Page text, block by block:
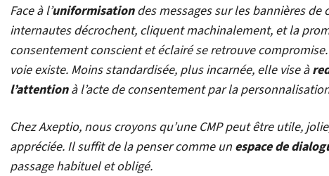
Face à l’uniformisationdes messages sur les bannières de
internautes décrochent, cliquent machinalement, et la
consentement conscient et éclairé se retrouve
voie existe. Moins standardisée, plus incarnée, elle vise à
l’attentionà l’acte de consentement par la
Chez Axeptio, nous croyons qu’une CMP peut être utile,
appréciée. Il suffit de la penser comme unespace de
passage habituel et obligé.